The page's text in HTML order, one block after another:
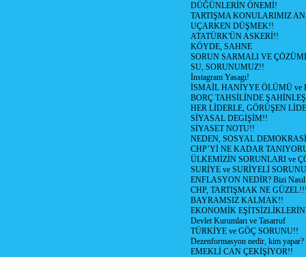
DÜĞÜNLERİN ÖNEMİ!
TARTIŞMA KONULARIMIZ
UÇARKEN DÜŞMEK!!
ATATÜRK'ÜN ASKERİ!!
KÖYDE, SAHNE
SORUN SARMALI VE
SU, SORUNUMUZ!!
İnstagram Yasagı!
İSMAİL HANİYYE ÖLÜMÜ ve
BORÇ TAHSİLİNDE
HER LİDERLE, GÖRÜŞEN
SİYASAL DEGİŞİM!!
SİYASET NOTU!!
NEDEN, SOSYAL
CHP’Yİ NE KADAR
ÜLKEMİZİN SORUNLARI ve
SURİYE ve SURİYELİ
ENFLASYON NEDİR? Bizi
CHP, TARTIŞMAK NE
BAYRAMSIZ KALMAK!!
EKONOMİK
Devlet Kurumları ve Tasarruf
TÜRKİYE ve GÖÇ SORUNU!!
Dezenformasyon nedir, kim yapar?
EMEKLİ CAN ÇEKİŞİYOR!!